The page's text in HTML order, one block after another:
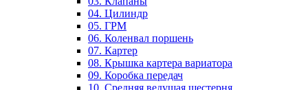
04. Цилиндр
05. ГРМ
06. Коленвал поршень
07. Картер
08. Крышка картера вариатора
09. Коробка передач
10. Средняя ведущая шестерня